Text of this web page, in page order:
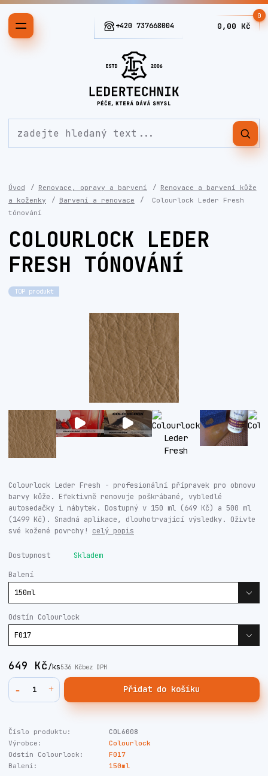
+420 737668004
0
0,00 Kč
Úvod Renovace, opravy a barvení
Renovace a barvení kůže
a koženky
Barvení a renovace
Colourlock Leder Fresh
tónování
COLOURLOCK LEDER
FRESH TÓNOVÁNÍ
TOP produkt
Colourlock Leder Fresh - profesionální přípravek pro obnovu
barvy kůže. Efektivně renovuje poškrábané, vybledlé
autosedačky i nábytek. Dostupný v 150 ml (649 Kč) a 500 ml
(1499 Kč). Snadná aplikace, dlouhotrvající výsledky. Oživte
své kožené povrchy! celý popis
Dostupnost Skladem
Balení
Odstín Colourlock
649 Kč/ks536 Kčbez DPH
Přidat do košíku
Číslo produktu:
COL6008
Výrobce:
Colourlock
Odstín Colourlock:
F017
Balení:
150ml